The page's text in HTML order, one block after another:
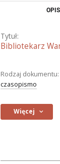
OPIS
Tytuł:
Bibliotekarz
Rodzaj dokumentu:
czasopismo
Więcej